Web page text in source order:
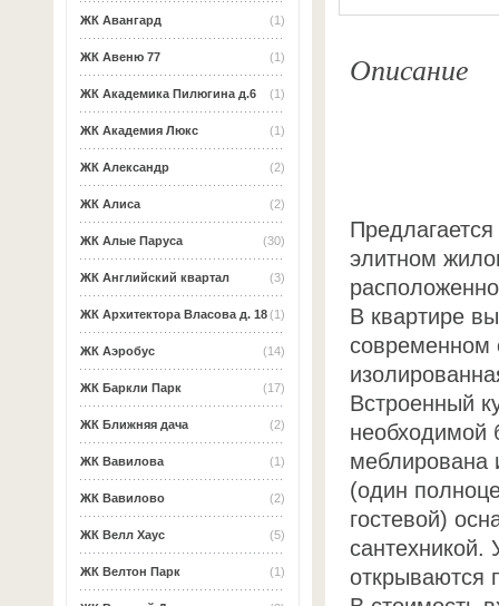
(1)
ЖК Авангард
(1)
ЖК Авеню 77
(1)
ЖК Академика Пилюгина д.6
(1)
ЖК Академия Люкс
(2)
ЖК Александр
(2)
ЖК Алиса
(30)
ЖК Алые Паруса
(3)
ЖК Английский квартал
(1)
ЖК Архитектора Власова д. 18
(14)
ЖК Аэробус
(17)
ЖК Баркли Парк
(2)
ЖК Ближняя дача
(1)
ЖК Вавилова
(2)
ЖК Вавилово
(5)
ЖК Велл Хаус
(1)
ЖК Велтон Парк
Описание
элитном
В квартире
современном
Встроенный
необходимой
меблирована
(один
гостевой)
сантехникой.
открываются